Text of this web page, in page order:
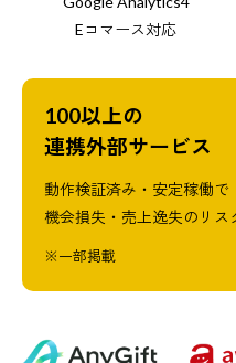
Eコマース対応
100以上の
連携外部サービス
動作検証済み・安定稼働で
機会損失・売上逸失のリス
※一部掲載